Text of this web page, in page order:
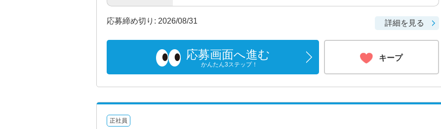
応募締め切り: 2026/08/31 詳細を見る
応募画面へ進む
かんたん3ステップ！
キープ
正社員